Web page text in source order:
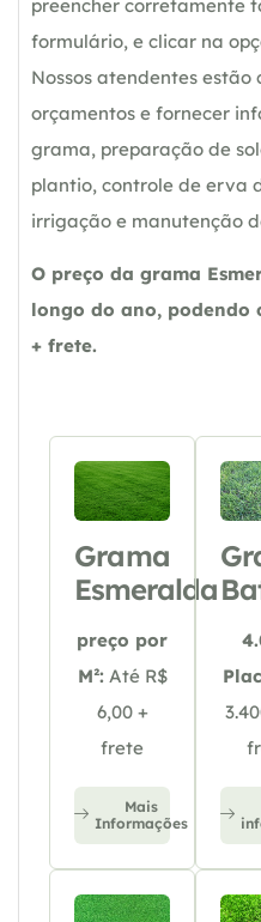
preencher corretamente
formulário, e clicar na
Nossos atendentes
orçamentos e fornecer
grama, preparação de
plantio, controle de erva
irrigação e manutenção
O preço da grama
longo do ano, podendo
+ frete.
Grama
Esmeralda
preço por
M²: Até R$
6,00 +
frete
Mais
Informações